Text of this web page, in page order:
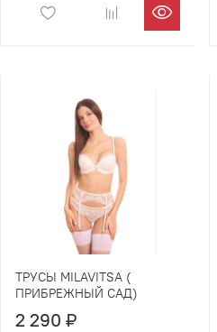
ТРУСЫ MILAVITSA (
ПРИБРЕЖНЫЙ САД)
2 290 ₽